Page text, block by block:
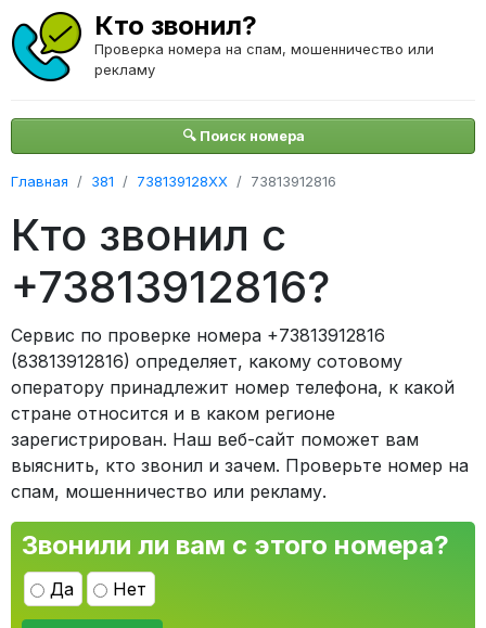
Кто звонил?
Проверка номера на спам, мошенничество или
рекламу
🔍 Поиск номера
Главная 381 738139128XX 73813912816
Кто звонил с
+73813912816?
Сервис по проверке номера +73813912816
(83813912816) определяет, какому сотовому
оператору принадлежит номер телефона, к какой
стране относится и в каком регионе
зарегистрирован. Наш веб-сайт поможет вам
выяснить, кто звонил и зачем. Проверьте номер на
спам, мошенничество или рекламу.
Звонили ли вам с этого номера?
Да Нет